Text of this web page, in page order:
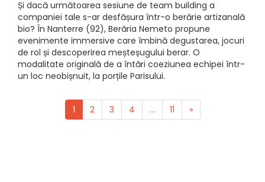
Și dacă următoarea sesiune de team building a
companiei tale s-ar desfășura într-o berărie artizanală
bio? În Nanterre (92), Berăria Nemeto propune
evenimente immersive care îmbină degustarea, jocuri
de rol și descoperirea meșteșugului berar. O
modalitate originală de a întări coeziunea echipei într-
un loc neobișnuit, la porțile Parisului.
1 2 3 4 ... 11 »